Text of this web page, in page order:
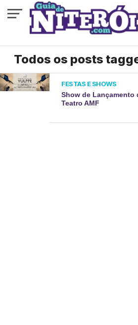
Todos os posts
FESTAS E SHOWS
Show de Lançamento
Teatro AMF